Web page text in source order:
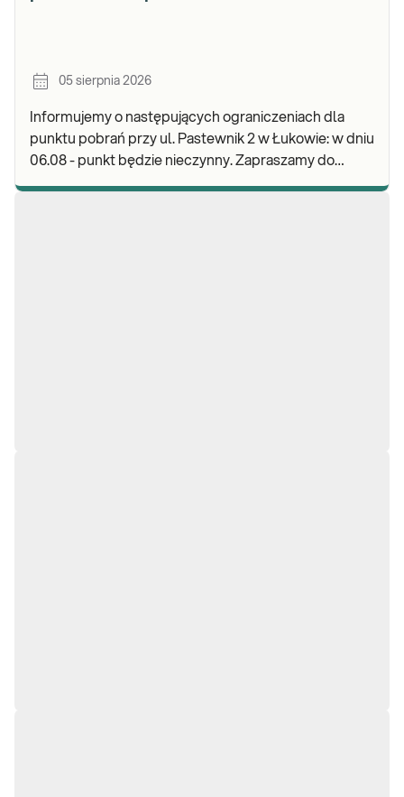
05 sierpnia 2026
Informujemy o następujących ograniczeniach dla
punktu pobrań przy ul. Pastewnik 2 w Łukowie: w dniu
06.08 - punkt będzie nieczynny. Zapraszamy do